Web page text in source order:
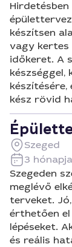
készítsen
vagy kertes
időkeret. A
készséggel,
kész rövid
Szeged
3 hónapja
Szegeden
meglévő
terveket.
érthetően
lépéseket.
és reális